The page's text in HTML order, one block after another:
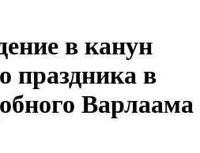
в канун
праздника в
Варлаама